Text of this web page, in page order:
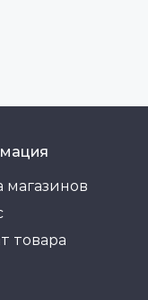
магазинов
товара